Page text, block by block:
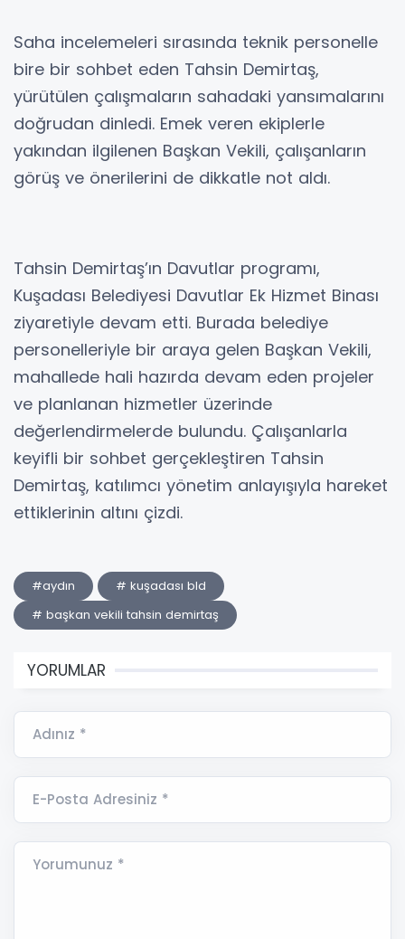
Saha incelemeleri sırasında teknik personelle
bire bir sohbet eden Tahsin Demirtaş,
yürütülen çalışmaların sahadaki yansımalarını
doğrudan dinledi. Emek veren ekiplerle
yakından ilgilenen Başkan Vekili, çalışanların
görüş ve önerilerini de dikkatle not aldı.
Tahsin Demirtaş’ın Davutlar programı,
Kuşadası Belediyesi Davutlar Ek Hizmet Binası
ziyaretiyle devam etti. Burada belediye
personelleriyle bir araya gelen Başkan Vekili,
mahallede hali hazırda devam eden projeler
ve planlanan hizmetler üzerinde
değerlendirmelerde bulundu. Çalışanlarla
keyifli bir sohbet gerçekleştiren Tahsin
Demirtaş, katılımcı yönetim anlayışıyla hareket
ettiklerinin altını çizdi.
#aydın
# kuşadası bld
# başkan vekili tahsin demirtaş
YORUMLAR
Adınız *
E-Posta Adresiniz *
Yorumunuz *